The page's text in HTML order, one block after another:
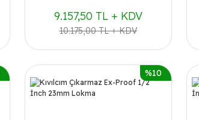
9.157,50 TL + KDV
10.175,00 TL + KDV
%10